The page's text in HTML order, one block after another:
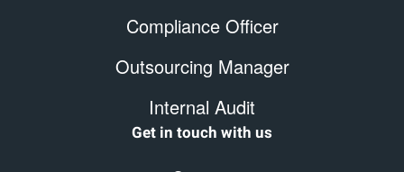
Compliance Officer
Outsourcing Manager
Internal Audit
Get in touch with us